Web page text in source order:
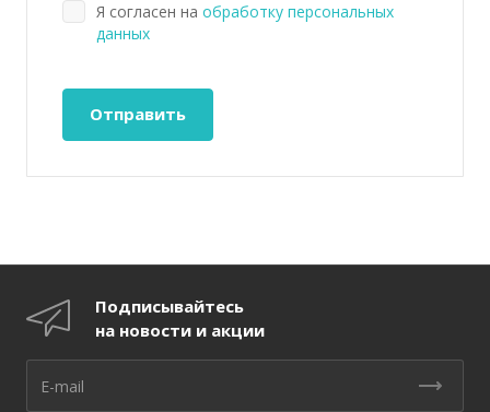
Я согласен на обработку персональных
данных
Подписывайтесь
на новости и акции